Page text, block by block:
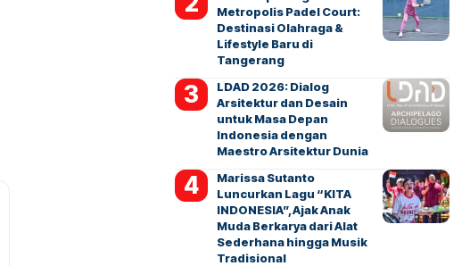
Metropolis Padel Court:
Destinasi Olahraga &
Lifestyle Baru di
Tangerang
LDAD 2026: Dialog
Arsitektur dan Desain
untuk Masa Depan
Indonesia dengan
Maestro Arsitektur Dunia
Marissa Sutanto
Luncurkan Lagu “KITA
INDONESIA”, Ajak Anak
Muda Berkarya dari Alat
Sederhana hingga Musik
Tradisional